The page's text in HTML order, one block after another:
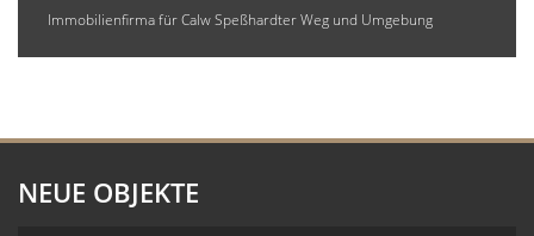
Immobilienfirma für Calw Speßhardter Weg und Umgebung
NEUE OBJEKTE